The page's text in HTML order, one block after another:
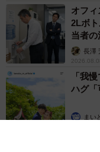
オフ
2Lボ
当者
説】長澤
「我
ハグ「
まい